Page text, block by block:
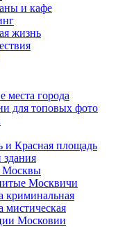
и кафе
жизнь
места города
для топовых фото
и Красная площадь
Москвы
Москвичи
криминальная
мистическая
Московии